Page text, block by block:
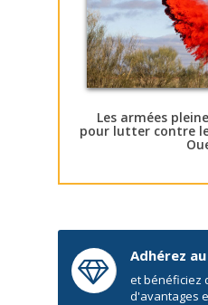
Les armées
pour lutter contre
Adhérez au
et bénéficiez
d'avantages